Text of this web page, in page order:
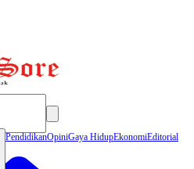
PendidikanOpiniGaya HidupEkonomiEditorial